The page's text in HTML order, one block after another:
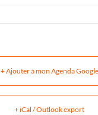
+ Ajouter à mon Agenda Google
+ iCal / Outlook export